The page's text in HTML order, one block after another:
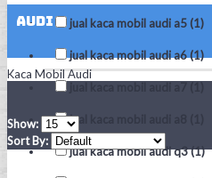
jual kaca mobil audi a5 (1)
jual kaca mobil audi a6 (1)
jual kaca mobil audi a8 (1)
jual kaca mobil audi q3 (1)
Audi
Kaca Mobil Audi
Show:
Sort By: